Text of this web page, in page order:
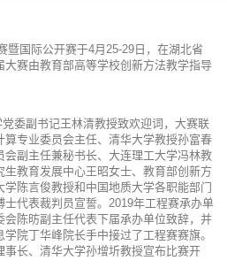
际公开赛于4月25-29日，在湖北省
赛由教育部高等学校创新方法教学指导
副书记王林清教授致欢迎词，大赛联
专业委员会主任、清华大学教授孙富春
副主任兼秘书长、大连理工大学冯林教
教育发展中心王昭女士、教育部创新方
陈言俊教授和中国地质大学各职能部门
代表裁判员宣誓。2019年工程赛承办单
陈昉副主任代表下届承办单位致辞，并
院丁华峰院长手中接过了工程赛赛旗。
长、清华大学孙增圻教授宣布比赛开